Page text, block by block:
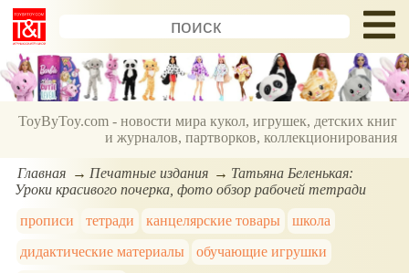
ToyByToy.com - новости мира кукол, игрушек, детских книг
и журналов, партворков, коллекционирования
Главная Печатные издания
Татьяна Беленькая:
Уроки красивого почерка, фото обзор рабочей тетради
прописи
тетради канцелярские товары
школа
дидактические материалы
обучающие игрушки